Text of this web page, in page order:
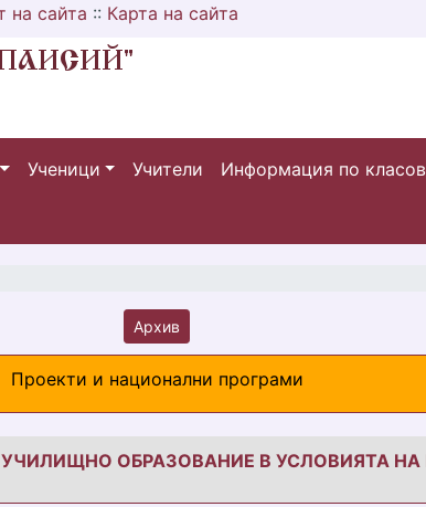
на сайта :: Карта на сайта
Ученици Учители Информация по
Архив
Проекти и национални програми
УЧИЛИЩНО ОБРАЗОВАНИЕ В УСЛОВИЯТА НА